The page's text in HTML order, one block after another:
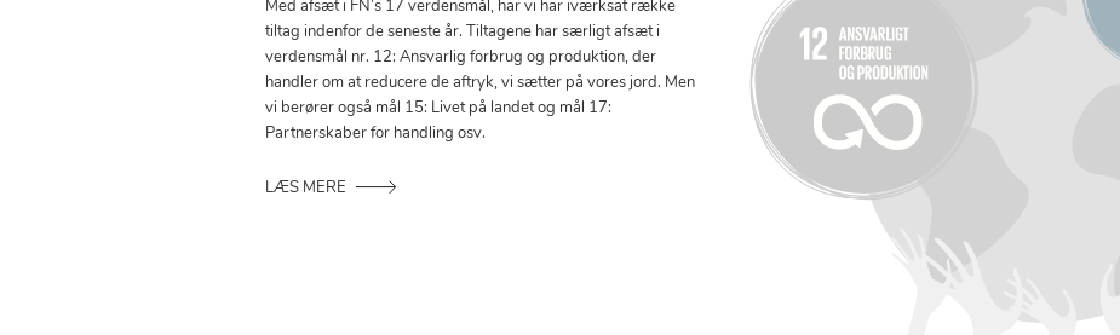
Med afsæt i FN’s 17 verdensmål, har vi har iværksat række
tiltag indenfor de seneste år. Tiltagene har særligt afsæt i
verdensmål nr. 12: Ansvarlig forbrug og produktion, der
handler om at reducere de aftryk, vi sætter på vores jord. Men
vi berører også mål 15: Livet på landet og mål 17:
Partnerskaber for handling osv.
LÆS MERE